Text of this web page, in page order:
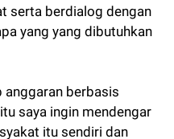
serta berdialog dengan
yang yang dibutuhkan
anggaran berbasis
saya ingin mendengar
itu sendiri dan